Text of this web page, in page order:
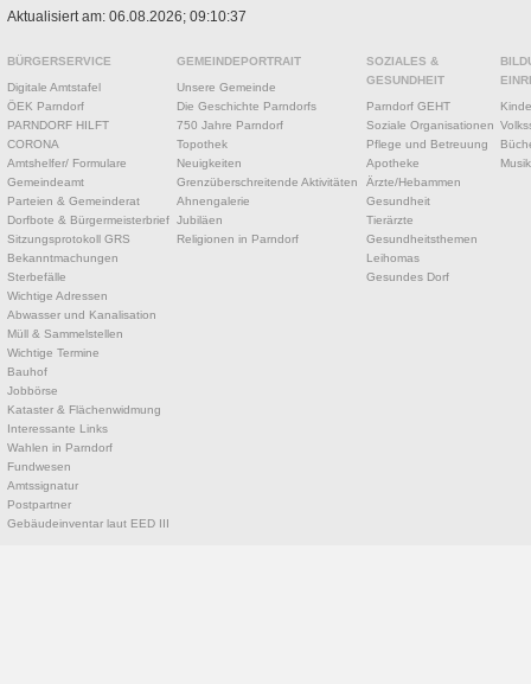
Aktualisiert am: 06.08.2026; 09:10:37
BÜRGERSERVICE
Digitale Amtstafel
ÖEK Parndorf
PARNDORF HILFT
CORONA
Amtshelfer/ Formulare
Gemeindeamt
Parteien & Gemeinderat
Dorfbote & Bürgermeisterbrief
Sitzungsprotokoll GRS
Bekanntmachungen
Sterbefälle
Wichtige Adressen
Abwasser und Kanalisation
Müll & Sammelstellen
Wichtige Termine
Bauhof
Jobbörse
Kataster & Flächenwidmung
Interessante Links
Wahlen in Parndorf
Fundwesen
Amtssignatur
Postpartner
Gebäudeinventar laut EED III
GEMEINDEPORTRAIT
Unsere Gemeinde
Die Geschichte Parndorfs
750 Jahre Parndorf
Topothek
Neuigkeiten
Grenzüberschreitende Aktivitäten
Ahnengalerie
Jubiläen
Religionen in Parndorf
SOZIALES &
GESUNDHEIT
Parndorf GEHT
Soziale Organisationen
Pflege und Betreuung
Apotheke
Ärzte/Hebammen
Gesundheit
Tierärzte
Gesundheitsthemen
Leihomas
Gesundes Dorf